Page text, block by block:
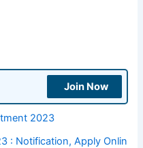
Join Now
2023
: Notification, Apply Onlin